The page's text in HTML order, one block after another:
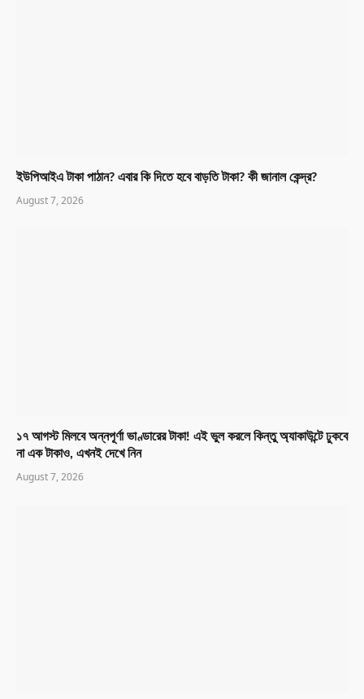
ইউপিআইএ টাকা পাঠান? এবার কি দিতে হবে বাড়তি টাকা? কী জানাল কেন্দ্র?
August 7, 2026
১৭ আগস্ট মিলবে অন্নপূর্ণা ভাণ্ডারের টাকা! এই ভুল করলে কিন্তু অ্যাকাউন্টে ঢুকবে
না এক টাকাও, এখনই দেখে নিন
August 7, 2026